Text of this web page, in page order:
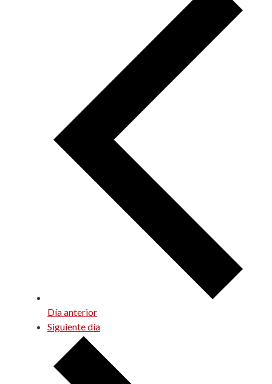
Día anterior
Siguiente día